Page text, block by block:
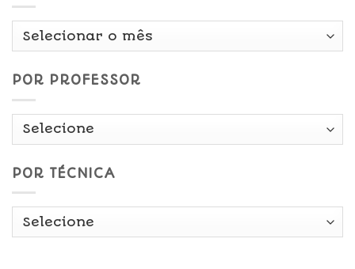
Por
POR PROFESSOR
POR TÉCNICA